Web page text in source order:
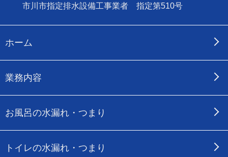
市川市指定排水設備工事業者 指定第510号
ホーム
業務内容
お風呂の水漏れ・つまり
トイレの水漏れ・つまり